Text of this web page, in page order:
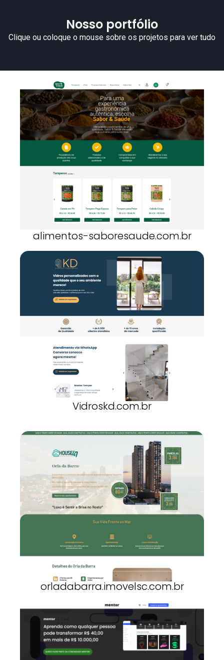
Nosso portfólio
Clique ou coloque o mouse sobre os projetos para ver tudo
alimentos-saboresaude.com.br
Vidroskd.com.br
orladabarra.imovelsc.com.br